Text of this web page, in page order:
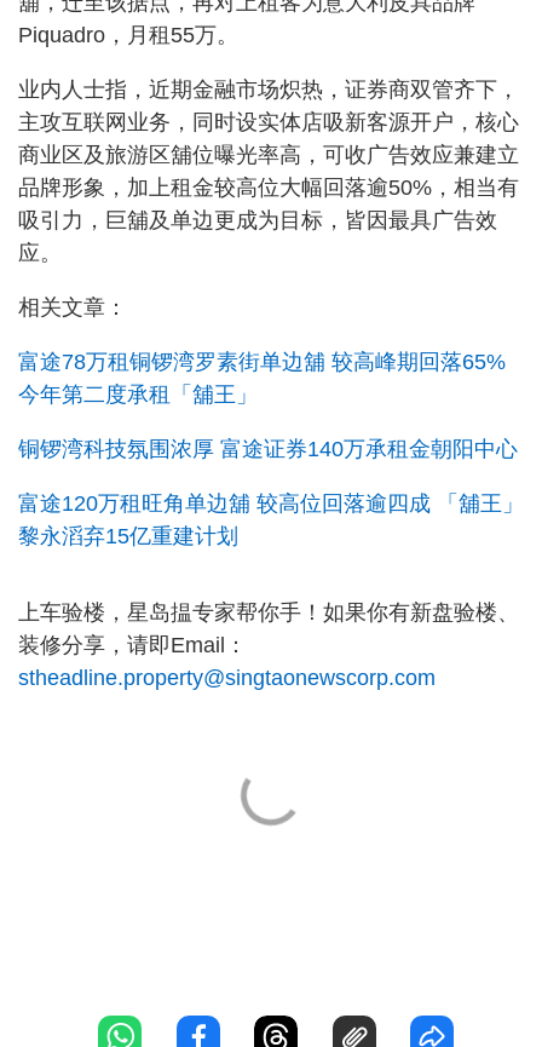
Piquadro，月租55万。
业内人士指，近期金融市场炽热，证券商双管齐下，
主攻互联网业务，同时设实体店吸新客源开户，核心
商业区及旅游区舖位曝光率高，可收广告效应兼建立
品牌形象，加上租金较高位大幅回落逾50%，相当有
吸引力，巨舖及单边更成为目标，皆因最具广告效
应。
相关文章：
富途78万租铜锣湾罗素街单边舖 较高峰期回落65%
今年第二度承租「舖王」
铜锣湾科技氛围浓厚 富途证券140万承租金朝阳中心
富途120万租旺角单边舖 较高位回落逾四成 「舖王」
黎永滔弃15亿重建计划
上车验楼，星岛揾专家帮你手！如果你有新盘验楼、
装修分享，请即Email：
stheadline.property@singtaonewscorp.com